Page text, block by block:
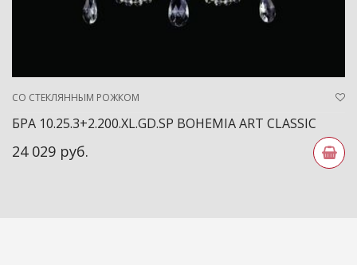
СО СТЕКЛЯННЫМ РОЖКОМ
БРА 10.25.3+2.200.XL.GD.SP BOHEMIA ART CLASSIC
24 029 руб.